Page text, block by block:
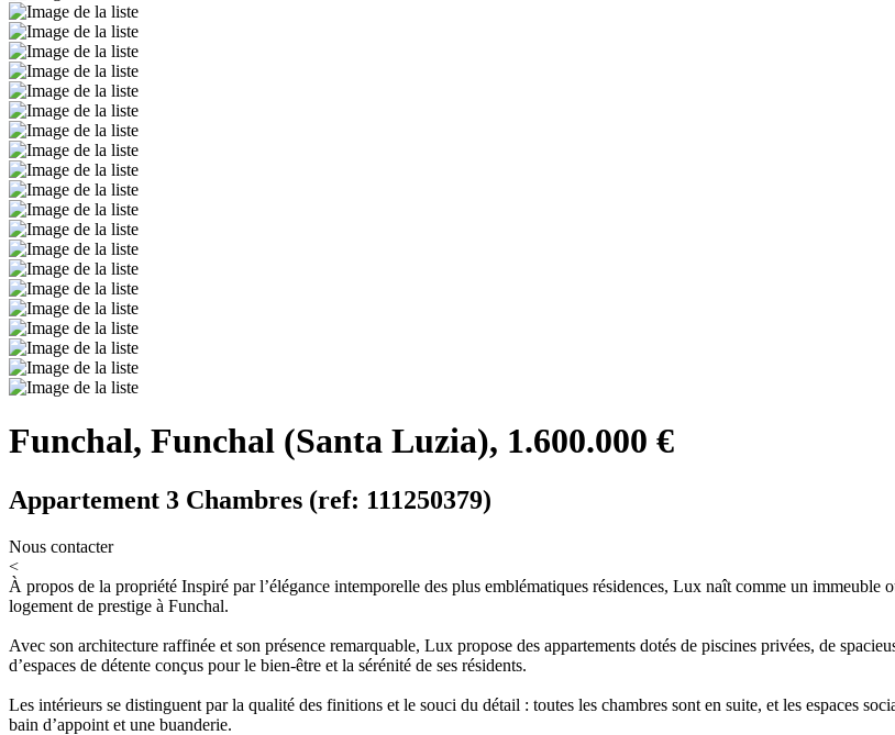
Funchal, Funchal (Santa Luzia), 1.600.000 €
Appartement 3 Chambres (ref: 111250379)
Nous contacter
<
À propos de la propriété Inspiré par l’élégance intemporelle des plus emblématiques résidences, Lux naît comme un
logement de prestige à Funchal.
Avec son architecture raffinée et son présence remarquable, Lux propose des appartements dotés de piscines privées, de
d’espaces de détente conçus pour le bien-être et la sérénité de ses résidents.
Les intérieurs se distinguent par la qualité des finitions et le souci du détail : toutes les chambres sont en suite, et les espaces
bain d’appoint et une buanderie.